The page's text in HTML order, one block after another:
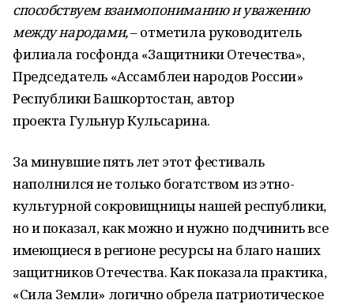
способствуем взаимопониманию и уважению
между народами,– отметила руководитель
филиала госфонда «Защитники Отечества»,
Председатель «Ассамблеи народов России»
Республики Башкортостан, автор
проекта Гульнур Кульсарина.
За минувшие пять лет этот фестиваль
наполнился не только богатством из этно-
культурной сокровищницы нашей республики,
но и показал, как можно и нужно подчинить все
имеющиеся в регионе ресурсы на благо наших
защитников Отечества. Как показала практика,
«Сила Земли» логично обрела патриотическое